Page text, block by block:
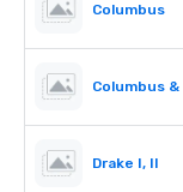
Columbus
Columbus &
Drake I, II